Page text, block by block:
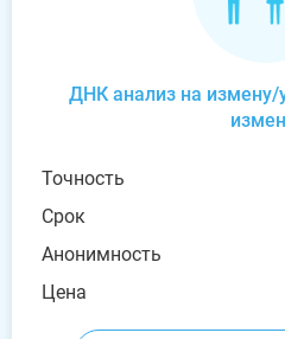
ДНК анализ на измену/
Точность
Срок
Анонимность
Цена